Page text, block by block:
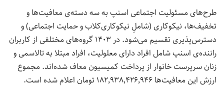
طرح‌های مسئولیت اجتماعی اسنپ به سه دسته‌ی معافیت‌ها و
تخفیف‌ها، نیکوکاری (شاملِ نیکوکاری‌کلاب و حمایت اجتماعی) و
دسترس‌پذیری تقسیم می‌شود. در ۱۴۰۳ گروه‌های مختلفی از کاربران
راننده‌ی اسنپ شامل افراد دارای معلولیت، افراد مبتلا به تالاسمی و
زنان سرپرست خانوار از پرداخت کمیسیون معاف شده‌اند. مجموع
ارزش این معافیت‌ها ۱۸۲٬۹۳۸٬۴۲۶٬۹۴۶ تومان اعلام شده است.